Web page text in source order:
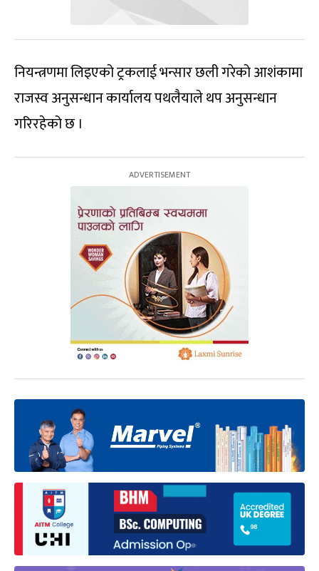
नियन्त्रणमा लिइएको ट्रकलाई भन्सार छली गरेको आशंकामा
राजस्व अनुसन्धान कार्यालय पथलैयाले थप अनुसन्धान
गरिरहेको छ ।